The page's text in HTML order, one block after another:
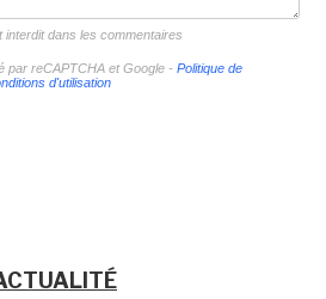
interdit dans les commentaires
par reCAPTCHA et Google - Politique de
d'utilisation